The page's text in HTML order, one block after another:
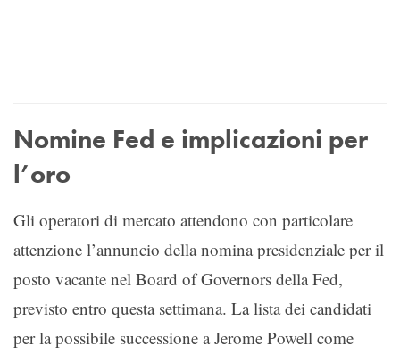
Nomine Fed e implicazioni per
l’oro
Gli operatori di mercato attendono con particolare
attenzione l’annuncio della nomina presidenziale per il
posto vacante nel Board of Governors della Fed,
previsto entro questa settimana. La lista dei candidati
per la possibile successione a Jerome Powell come